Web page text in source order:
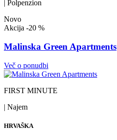
| Polpenzion
Novo
Akcija -20 %
Malinska Green Apartments
Več o ponudbi
FIRST MINUTE
| Najem
HRVAŠKA